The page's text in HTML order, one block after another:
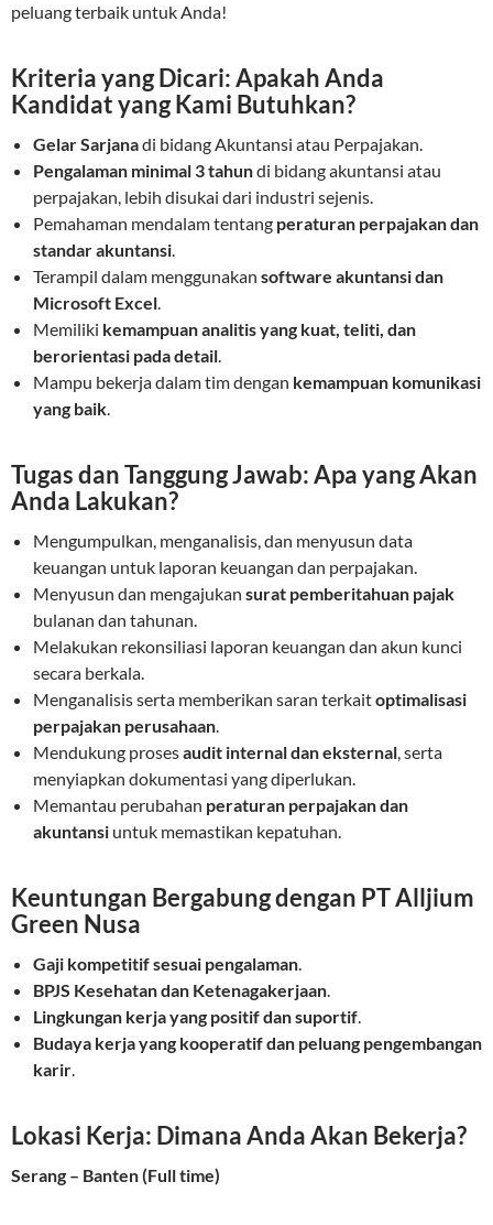
peluang terbaik untuk Anda!
Kriteria yang Dicari: Apakah Anda
Kandidat yang Kami Butuhkan?
Gelar Sarjanadi bidang Akuntansi atau Perpajakan.
Pengalaman minimal 3 tahundi bidang akuntansi atau
perpajakan, lebih disukai dari industri sejenis.
Pemahaman mendalam tentang peraturan perpajakan dan
standar akuntansi.
Terampil dalam menggunakan software akuntansi dan
Microsoft Excel.
Memiliki kemampuan analitis yang kuat, teliti, dan
berorientasi pada detail.
Mampu bekerja dalam tim dengan kemampuan komunikasi
yang baik.
Tugas dan Tanggung Jawab: Apa yang Akan
Anda Lakukan?
Mengumpulkan, menganalisis, dan menyusun data
keuangan untuk laporan keuangan dan perpajakan.
Menyusun dan mengajukan surat pemberitahuan pajak
bulanan dan tahunan.
Melakukan rekonsiliasi laporan keuangan dan akun kunci
secara berkala.
Menganalisis serta memberikan saran terkaitoptimalisasi
perpajakan perusahaan.
Mendukung prosesaudit internal dan eksternal, serta
menyiapkan dokumentasi yang diperlukan.
Memantau perubahan peraturan perpajakan dan
akuntansi untuk memastikan kepatuhan.
Keuntungan Bergabung dengan PT Alljium
Green Nusa
Gaji kompetitif sesuai pengalaman.
BPJS Kesehatan dan Ketenagakerjaan.
Lingkungan kerja yang positif dan suportif.
Budaya kerja yang kooperatif dan peluang pengembangan
karir.
Lokasi Kerja: Dimana Anda Akan Bekerja?
Serang – Banten (Full time)